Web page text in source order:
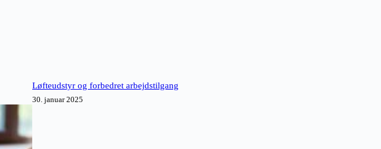
Løfteudstyr og forbedret arbejdstilgang
30. januar 2025